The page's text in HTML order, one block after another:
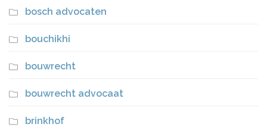
bosch advocaten
bouchikhi
bouwrecht
bouwrecht advocaat
brinkhof